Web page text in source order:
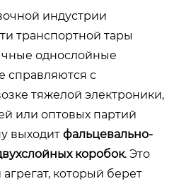
индустрии
транспортной тары
однослойные
справляются с
тяжелой электроники,
или оптовых партий
выходит фальцевально-
коробок. Это
который берет